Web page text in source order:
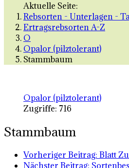
Aktuelle Seite:
Rebsorten - Unterlagen -
Ertragsrebsorten A-Z
O
Opalor (pilztolerant)
Stammbaum
Opalor (pilztolerant)
Zugriffe: 716
Stammbaum
Vorheriger Beitrag: Blatt
Nächster Beitrag: